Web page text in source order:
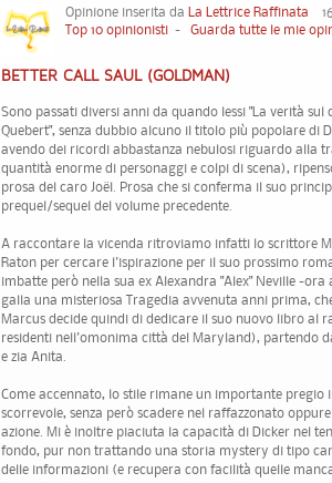
Opinione inserita da La Lettrice Raffinata
Top 10 opinionisti - Guarda tutte le mie
BETTER CALL SAUL (GOLDMAN)
Sono passati diversi anni da quando lessi "La verità sul
Quebert", senza dubbio alcuno il titolo più popolare di
avendo dei ricordi abbastanza nebulosi riguardo alla
quantità enorme di personaggi e colpi di scena),
prosa del caro Joël. Prosa che si conferma il suo
prequel/sequel del volume precedente.
A raccontare la vicenda ritroviamo infatti lo scrittore
Raton per cercare l'ispirazione per il suo prossimo
imbatte però nella sua ex Alexandra "Alex" Neville -
galla una misteriosa Tragedia avvenuta anni prima,
Marcus decide quindi di dedicare il suo nuovo libro
residenti nell'omonima città del Maryland), partendo
e zia Anita.
Come accennato, lo stile rimane un importante
scorrevole, senza però scadere nel raffazzonato
azione. Mi è inoltre piaciuta la capacità di Dicker nel
fondo, pur non trattando una storia mystery di tipo
delle informazioni (e recupera con facilità quelle